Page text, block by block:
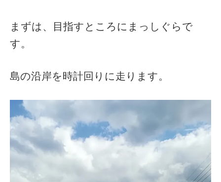
まずは、目指すところにまっしぐらで
す。
島の沿岸を時計回りに走ります。